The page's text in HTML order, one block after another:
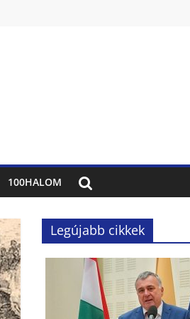
100HALOM
Legújabb cikkek